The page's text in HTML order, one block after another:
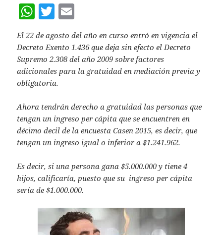
W
h
at
s
A
p
p
T
itt
er
m
ai
l
El 22 de agosto del año en curso entró en vigencia el
Decreto Exento 1.436 que deja sin efecto el Decreto
Supremo 2.308 del año 2009 sobre factores
adicionales para la gratuidad en mediación previa y
obligatoria.
Ahora tendrán derecho a gratuidad las personas que
tengan un ingreso per cápita que se encuentren en
décimo decil de la encuesta Casen 2015, es decir, que
tengan un ingreso igual o inferior a $1.241.962.
Es decir, si una persona gana $5.000.000 y tiene 4
hijos, calificaría, puesto que su ingreso per cápita
sería de $1.000.000.